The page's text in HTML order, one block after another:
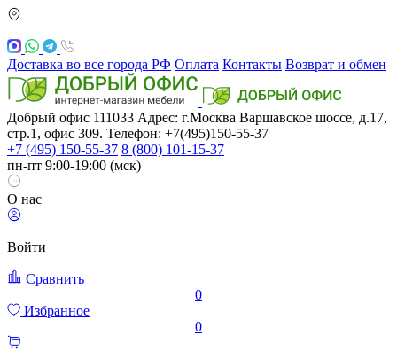
Доставка во все города РФ Оплата Контакты Возврат и обмен
Добрый офис 111033 Адрес: г.Москва Варшавское шоссе, д.17,
стр.1, офис 309. Телефон: +7(495)150-55-37
+7 (495) 150-55-37 8 (800) 101-15-37
пн-пт 9:00-19:00 (мск)
О нас
Войти
Сравнить
0
Избранное
0